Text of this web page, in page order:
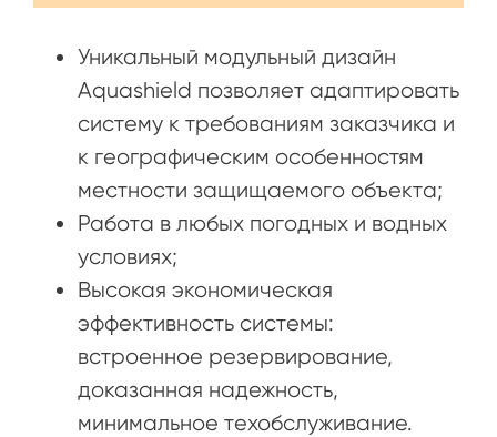
Уникальный модульный дизайн
Aquashield позволяет адаптировать
систему к требованиям заказчика и
к географическим особенностям
местности защищаемого объекта;
Работа в любых погодных и водных
условиях;
Высокая экономическая
эффективность системы:
встроенное резервирование,
доказанная надежность,
минимальное техобслуживание.